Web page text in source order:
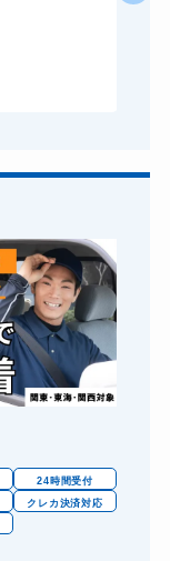
24時間受付
クレカ決済対応